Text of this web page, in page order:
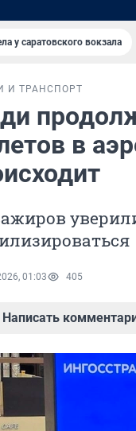
у саратовского вокзала
И ТРАНСПОРТ
в
01:03 405
Написать